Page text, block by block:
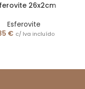
26x2cm
Esferovite
€ c/ Iva incluído